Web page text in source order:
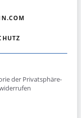
der Privatsphäre-